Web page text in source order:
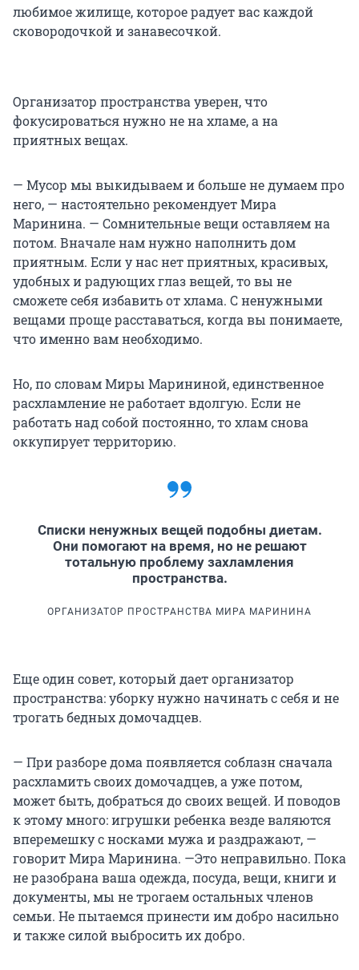
любимое жилище, которое радует вас каждой
сковородочкой и занавесочкой.
Организатор пространства уверен, что
фокусироваться нужно не на хламе, а на
приятных вещах.
— Мусор мы выкидываем и больше не думаем про
него, — настоятельно рекомендует Мира
Маринина. — Сомнительные вещи оставляем на
потом. Вначале нам нужно наполнить дом
приятным. Если у нас нет приятных, красивых,
удобных и радующих глаз вещей, то вы не
сможете себя избавить от хлама. С ненужными
вещами проще расставаться, когда вы понимаете,
что именно вам необходимо.
Но, по словам Миры Марининой, единственное
расхламление не работает вдолгую. Если не
работать над собой постоянно, то хлам снова
оккупирует территорию.
Списки ненужных вещей подобны диетам.
Они помогают на время, но не решают
тотальную проблему захламления
пространства.
ОРГАНИЗАТОР ПРОСТРАНСТВА МИРА МАРИНИНА
Еще один совет, который дает организатор
пространства: уборку нужно начинать с себя и не
трогать бедных домочадцев.
— При разборе дома появляется соблазн сначала
расхламить своих домочадцев, а уже потом,
может быть, добраться до своих вещей. И поводов
к этому много: игрушки ребенка везде валяются
вперемешку с носками мужа и раздражают, —
говорит Мира Маринина. —Это неправильно. Пока
не разобрана ваша одежда, посуда, вещи, книги и
документы, мы не трогаем остальных членов
семьи. Не пытаемся принести им добро насильно
и также силой выбросить их добро.